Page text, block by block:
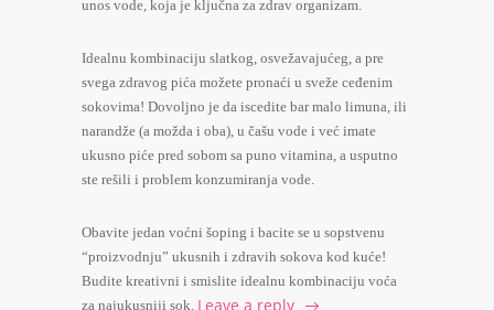
unos vode, koja je ključna za zdrav organizam.
Idealnu kombinaciju slatkog, osvežavajućeg, a pre
svega zdravog pića možete pronaći u sveže ceđenim
sokovima! Dovoljno je da iscedite bar malo limuna, ili
narandže (a možda i oba), u čašu vode i već imate
ukusno piće pred sobom sa puno vitamina, a usputno
ste rešili i problem konzumiranja vode.
Obavite jedan voćni šoping i bacite se u sopstvenu
“proizvodnju” ukusnih i zdravih sokova kod kuće!
Budite kreativni i smislite idealnu kombinaciju voća
za najukusniji sok. Leave a reply